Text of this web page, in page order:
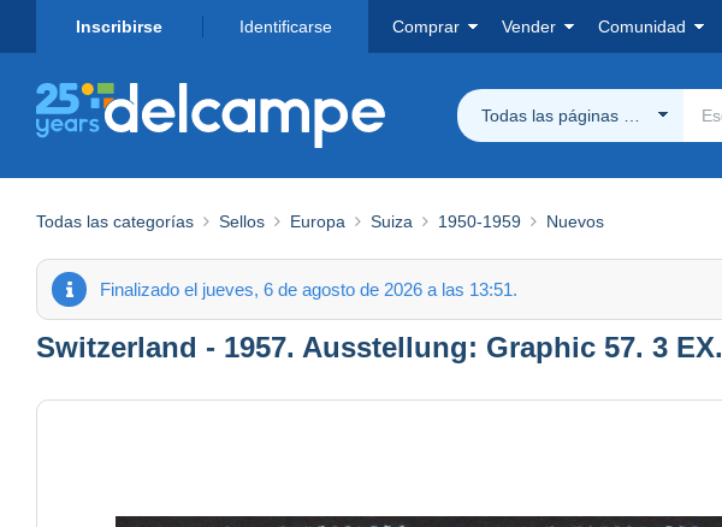
Inscribirse Identificarse Comprar Vender Comunidad
Todas las páginas Delcampe
Todas las categorías Sellos Europa Suiza 1950-1959 Nuevos
Finalizado el jueves, 6 de agosto de 2026 a las 13:51.
Switzerland - 1957. Ausstellung: Graphic 57. 3 EX.